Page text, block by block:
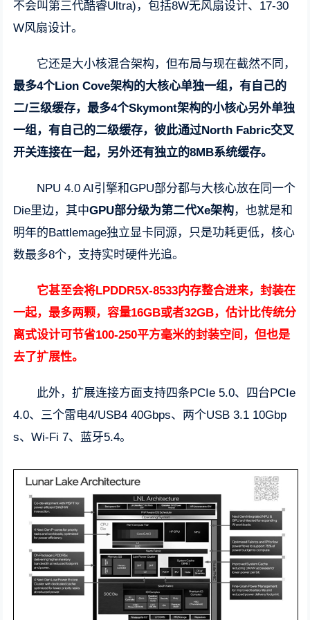
不会叫第三代酷睿Ultra)，包括8W无风扇设计、17-30
W风扇设计。
它还是大小核混合架构，但布局与现在截然不同，
最多4个Lion Cove架构的大核心单独一组，有自己的
二/三级缓存，最多4个Skymont架构的小核心另外单独
一组，有自己的二级缓存，彼此通过North Fabric交叉
开关连接在一起，另外还有独立的8MB系统缓存。
NPU 4.0 AI引擎和GPU部分都与大核心放在同一个
Die里边，其中GPU部分级为第二代Xe架构，也就是和
明年的Battlemage独立显卡同源，只是功耗更低，核心
数最多8个，支持实时硬件光追。
它甚至会将LPDDR5X-8533内存整合进来，封装在
一起，最多两颗，容量16GB或者32GB，估计比传统分
离式设计可节省100-250平方毫米的封装空间，但也是
去了扩展性。
此外，扩展连接方面支持四条PCIe 5.0、四台PCIe
4.0、三个雷电4/USB4 40Gbps、两个USB 3.1 10Gbp
s、Wi-Fi 7、蓝牙5.4。